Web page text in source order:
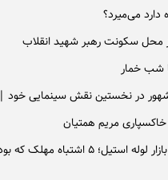
دارد می‌میرد؟
محل سکونت رهبر شهید انقلاب
شب خمار
در نخستین نقش سینمایی
خاکسپاری مریم همتیان
پشت‌پرده بازار لوله استیل؛ ۵